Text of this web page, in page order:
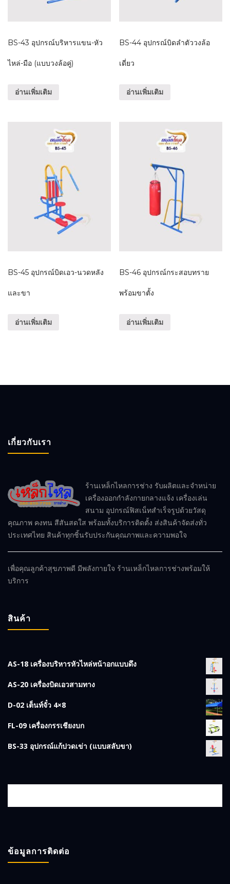
BS-43 อุปกรณ์บริหารแขน-หัว
ไหล่-มือ (แบบวงล้อคู่)
อ่านเพิ่มเติม
BS-44 อุปกรณ์บิดลำตัววงล้อ
เดี่ยว
อ่านเพิ่มเติม
BS-45 อุปกรณ์บิดเอว-นวดหลัง
และขา
อ่านเพิ่มเติม
BS-46 อุปกรณ์กระสอบทราย
พร้อมขาตั้ง
อ่านเพิ่มเติม
เกี่ยวกับเรา
ร้านเหล็กไหลการช่าง รับผลิตและจำหน่าย
เครื่องออกกำลังกายกลางแจ้ง เครื่องเล่น
สนาม อุปกรณ์ฟิสเน็ทสำเร็จรูปด้วยวัสดุ
คุณภาพ คงทน สีสันสดใส พร้อมทั้งบริการติดตั้ง ส่งสินค้าจัดส่งทั่ว
ประเทศไทย สินค้าทุกชิ้นรับประกันคุณภาพและความพอใจ
เพื่อคุณลูกค้าสุขภาพดี มีพลังกายใจ ร้านเหล็กไหลการช่างพร้อมให้
บริการ
สินค้า
AS-18 เครื่องบริหารหัวไหล่หน้าอกแบบดึง
AS-20 เครื่องบิดเอวสามทาง
D-02 เต็นท์จั๋ว 4×8
FL-09 เครื่องกรรเชียงบก
BS-33 อุปกรณ์แก้ปวดเข่า (แบบสลับขา)
ข้อมูลการติดต่อ